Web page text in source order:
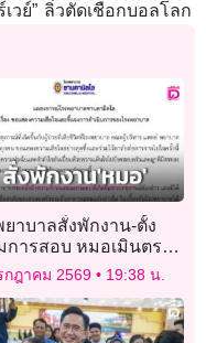
เวย์” ลิ่วตัดเชือกบอลโลก
ยาบาลสั่งพักงาน-ตั้ง
การสอบ หมอเมินตรวจ
ผู้ป่วยสุดท้ายเสียชีวิต
กฎาคม 2569 19:38 น.